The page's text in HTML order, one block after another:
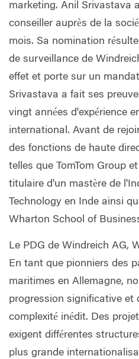
marketing. Anil Srivastava
conseiller auprès de la
mois. Sa nomination
de surveillance de
effet et porte sur un
Srivastava a fait ses
vingt années d'expérience
international. Avant de
des fonctions de haute
telles que TomTom Group
titulaire d'un mastère de
Technology en Inde ainsi
Wharton School of
Le PDG de Windreich AG,
En tant que pionniers des
maritimes en Allemagne,
progression significative et
complexité inédit. Des
exigent différentes
plus grande